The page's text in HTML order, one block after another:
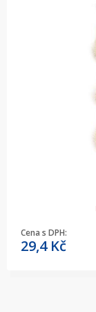
Cena s DPH:
29,4 Kč